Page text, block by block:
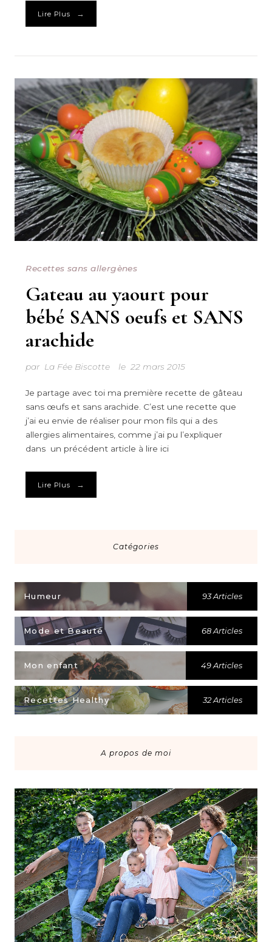
Lire Plus →
Recettes sans allergènes
Gateau au yaourt pour
bébé SANS oeufs et SANS
arachide
par La Fée Biscotte le 22 mars 2015
Je partage avec toi ma première recette de gâteau
sans œufs et sans arachide. C’est une recette que
j’ai eu envie de réaliser pour mon fils qui a des
allergies alimentaires, comme j’ai pu l’expliquer
dans un précédent article à lire ici
Lire Plus →
Catégories
Humeur 93 Articles
Mode et Beauté 68 Articles
Mon enfant 49 Articles
Recettes Healthy 32 Articles
A propos de moi